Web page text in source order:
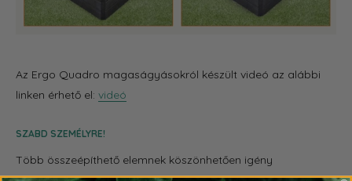
Az Ergo Quadro magaságyásokról készült videó az alábbi
linken érhető el: videó
SZABD SZEMÉLYRE!
Több összeépíthető elemnek köszönhetően igény